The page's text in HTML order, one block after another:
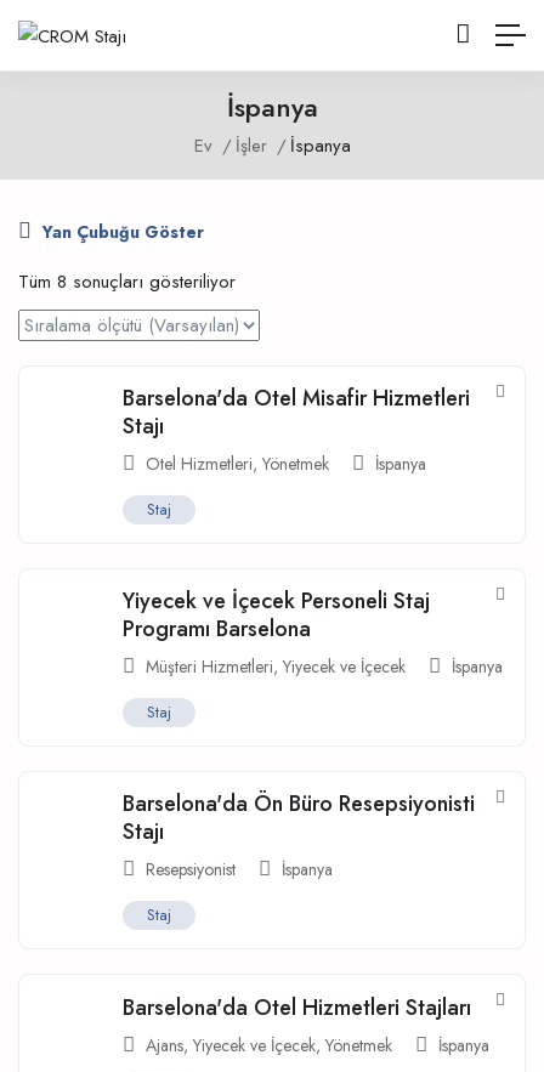
İspanya
Ev İşler İspanya
Yan Çubuğu Göster
Tüm 8 sonuçları gösteriliyor
Barselona'da Otel Misafir Hizmetleri
Stajı
Otel Hizmetleri,Yönetmek İspanya
Staj
Yiyecek ve İçecek Personeli Staj
Programı Barselona
Müşteri Hizmetleri,Yiyecek ve İçecek İspanya
Staj
Barselona'da Ön Büro Resepsiyonisti
Stajı
Resepsiyonist İspanya
Staj
Barselona'da Otel Hizmetleri Stajları
Ajans,Yiyecek ve İçecek,Yönetmek İspanya